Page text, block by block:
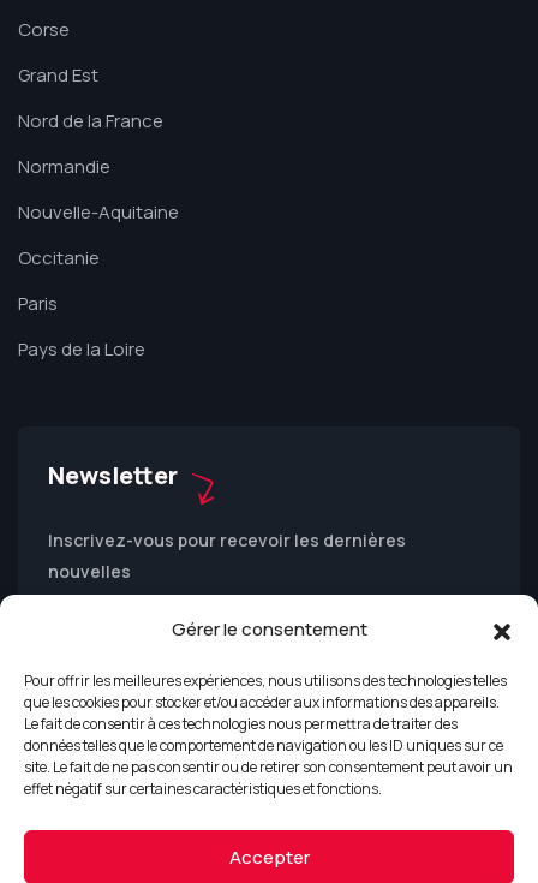
Gérer le consentement
Pour offrir les meilleures expériences, nous utilisons des technologies telles
que les cookies pour stocker et/ou accéder aux informations des appareils.
Le fait de consentir à ces technologies nous permettra de traiter des
données telles que le comportement de navigation ou les ID uniques sur ce
site. Le fait de ne pas consentir ou de retirer son consentement peut avoir un
effet négatif sur certaines caractéristiques et fonctions.
Accepter
Corse
Grand Est
Nord de la France
Normandie
Nouvelle-Aquitaine
Occitanie
Paris
Pays de la Loire
Newsletter
Inscrivez-vous pour recevoir les dernières
nouvelles